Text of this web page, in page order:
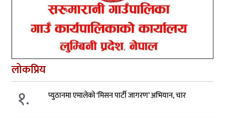
लोकप्रिय
१. प्युठानमा एमालेको ‘मिसन पार्टी जागरण’ अभियान, चार